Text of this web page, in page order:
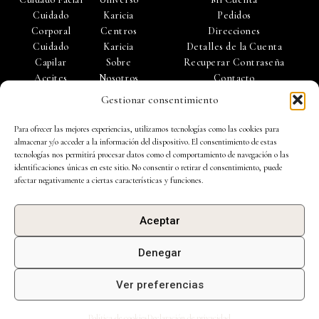
Gestionar consentimiento
Para ofrecer las mejores experiencias, utilizamos tecnologías como las cookies para
almacenar y/o acceder a la información del dispositivo. El consentimiento de estas
tecnologías nos permitirá procesar datos como el comportamiento de navegación o las
identificaciones únicas en este sitio. No consentir o retirar el consentimiento, puede
afectar negativamente a ciertas características y funciones.
Aceptar
Denegar
Ver preferencias
Cuidado
Corporal
Cuidado
Capilar
Aceites
Karicia
Centros
Karicia
Sobre
Nosotros
Trabaja con
Pedidos
Direcciones
Detalles de la Cuenta
Recuperar Contraseña
Contacto
Política de Cookies
Preguntas Frecuentes